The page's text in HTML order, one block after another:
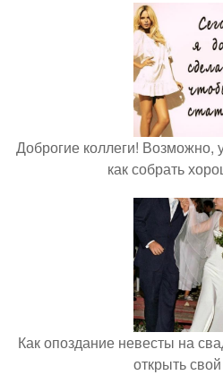
Доброгие коллеги! Возможно,
как собрать
Как опоздание невесты на
открыть